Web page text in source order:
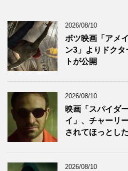
2026/08/10
ボツ映画「アメ
ン3」よりドク
トが公開
2026/08/10
映画「スパイダ
イ」、チャーリ
されてほっとし
2026/08/10